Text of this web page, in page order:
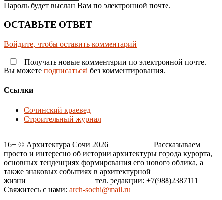
Пароль будет выслан Вам по электронной почте.
ОСТАВЬТЕ ОТВЕТ
Войдите, чтобы оставить комментарий
Получать новые комментарии по электронной почте.
Вы можете подписатьсяi без комментирования.
Ссылки
Сочинский краевед
Строительный журнал
16+ © Архитектура Сочи 2026___________ Рассказываем
просто и интересно об истории архитектуры города курорта,
основных тенденциях формирования его нового облика, а
также знаковых событиях в архитектурной
жизни_________________ тел. редакции: +7(988)2387111
Свяжитесь с нами: arch-sochi@mail.ru